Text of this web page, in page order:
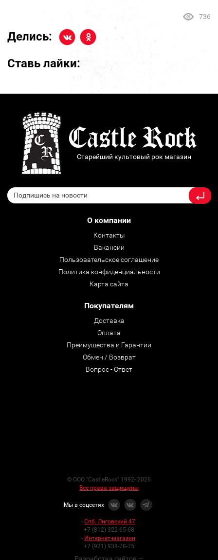
736
Делись:
Ставь лайки:
Старейший культовый рок магазин
О компании
Контакты
Вакансии
Пользовательское соглашение
Политика конфиденциальности
Карта сайта
Покупателям
Доставка
Оплата
Преимущества и Гарантии
Обмен / Возврат
Вопрос - Ответ
© ООО "CastleRock" 1992- 2026
Все права защищены
Мы в соцсетях
- Спб. Лиговский 47:
+7 (812) 322-65-68
- Интернет-магазин:
+7 (921) 938-78-75